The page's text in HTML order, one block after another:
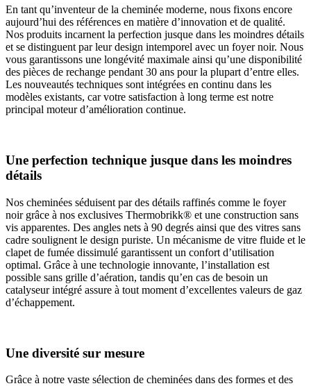
En tant qu’inventeur de la cheminée moderne, nous fixons encore
aujourd’hui des références en matière d’innovation et de qualité.
Nos produits incarnent la perfection jusque dans les moindres détails
et se distinguent par leur design intemporel avec un foyer noir. Nous
vous garantissons une longévité maximale ainsi qu’une disponibilité
des pièces de rechange pendant 30 ans pour la plupart d’entre elles.
Les nouveautés techniques sont intégrées en continu dans les
modèles existants, car votre satisfaction à long terme est notre
principal moteur d’amélioration continue.
Une perfection technique jusque dans les moindres
détails
Nos cheminées séduisent par des détails raffinés comme le foyer
noir grâce à nos exclusives Thermobrikk® et une construction sans
vis apparentes. Des angles nets à 90 degrés ainsi que des vitres sans
cadre soulignent le design puriste. Un mécanisme de vitre fluide et le
clapet de fumée dissimulé garantissent un confort d’utilisation
optimal. Grâce à une technologie innovante, l’installation est
possible sans grille d’aération, tandis qu’en cas de besoin un
catalyseur intégré assure à tout moment d’excellentes valeurs de gaz
d’échappement.
Une diversité sur mesure
Grâce à notre vaste sélection de cheminées dans des formes et des